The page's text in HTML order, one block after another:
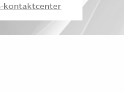
kontaktcenter